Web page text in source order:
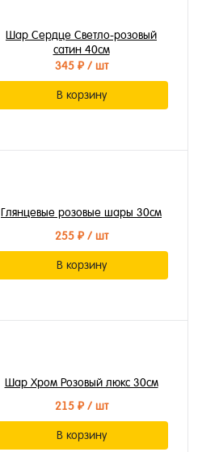
Шар Сердце Светло-розовый
сатин 40см
345 ₽/ шт
В корзину
Глянцевые розовые шары 30см
255 ₽/ шт
В корзину
Шар Хром Розовый люкс 30см
215 ₽/ шт
В корзину